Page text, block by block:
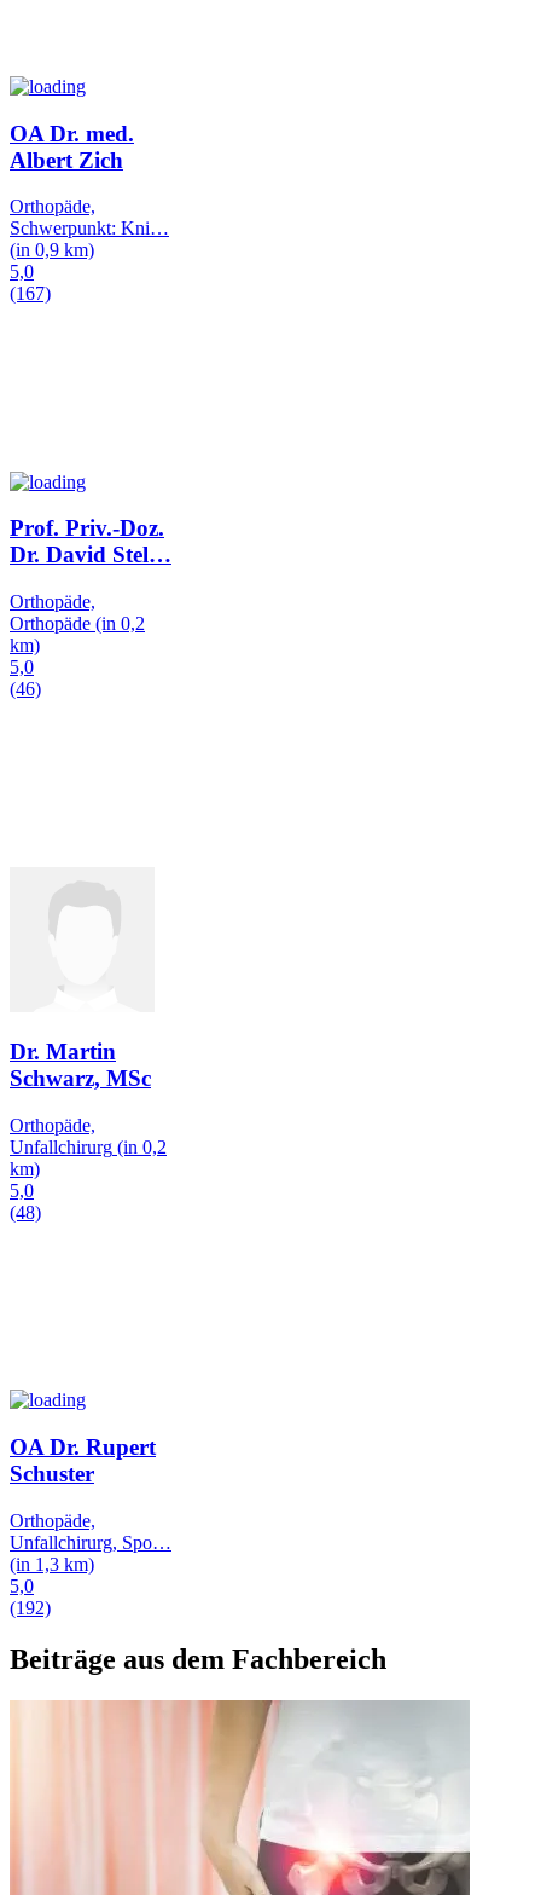
OA Dr. med.
Albert Zich
Orthopäde,
Schwerpunkt: Kni…
(in 0,9 km)
5,0
(167)
Prof. Priv.-Doz.
Dr. David Stel…
Orthopäde,
Orthopäde (in 0,2
km)
5,0
(46)
Dr. Martin
Schwarz, MSc
Orthopäde,
Unfallchirurg (in 0,2
km)
5,0
(48)
OA Dr. Rupert
Schuster
Orthopäde,
Unfallchirurg, Spo…
(in 1,3 km)
5,0
(192)
Beiträge aus dem Fachbereich